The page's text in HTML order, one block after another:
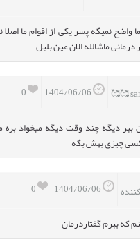
واضح نمیگه پسر یکی از اقوام ما
ماشالله الان عین بلبل
0
ببر دیگه چند وقت دیگه میخواد
چیزی بهش بگه
0
که ببرم گفتاردرمان